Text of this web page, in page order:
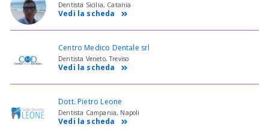
Dentista Sicilia, Catania
Vedi la scheda
Centro Medico Dentale srl
Dentista Veneto, Treviso
Vedi la scheda
Dott. Pietro Leone
Dentista Campania, Napoli
Vedi la scheda